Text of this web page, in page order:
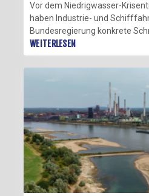
Vor dem Niedrigwasser-
haben Industrie- und
Bundesregierung konkrete
Niedrigwasser-Konferenz in
Startschuss für die
punktuellen
stellvertretende
Bundesverbandes der
Lösch, der "Rheinischen Post".
Transportkapazitäten auch
stärkt die Resilienz der
WEITERLESEN